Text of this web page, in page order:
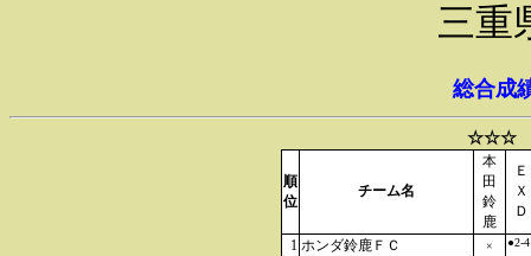
三重
総合成
☆☆☆
順
位
チーム名
本
田
鈴
鹿
Ｅ
Ｘ
Ｄ
1 ホンダ鈴鹿ＦＣ × ●2-4